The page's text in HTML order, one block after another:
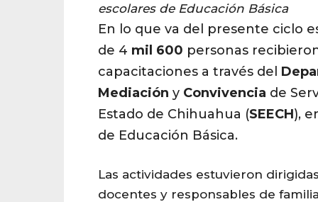
escolares de Educación Básica
En lo que va del presente ciclo
de 4 mil 600 personas
capacitaciones a través del
Mediación y Convivencia de
Estado de Chihuahua (SEECH),
de Educación Básica.
Las actividades estuvieron
docentes y responsables de